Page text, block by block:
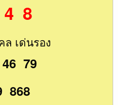
8
ล เด่นรอง
79
868